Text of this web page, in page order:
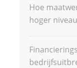
Hoe
hoger